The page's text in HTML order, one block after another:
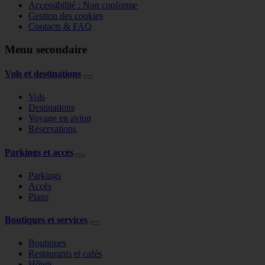
Accessibilité : Non conforme
Gestion des cookies
Contacts & FAQ
Menu secondaire
Vols et destinations
Vols
Destinations
Voyage en avion
Réservations
Parkings et accès
Parkings
Accès
Plans
Boutiques et services
Boutiques
Restaurants et cafés